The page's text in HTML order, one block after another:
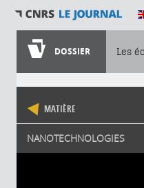
DOSSIER Les
Vous êtes ici
MATIÈRE
NANOTECHNOLOGIES